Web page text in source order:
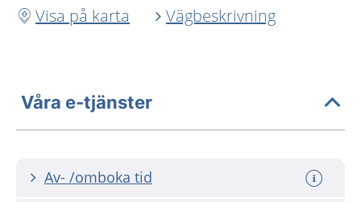
Visa på karta
Vägbeskrivning
Våra e-tjänster
Av- /omboka tid